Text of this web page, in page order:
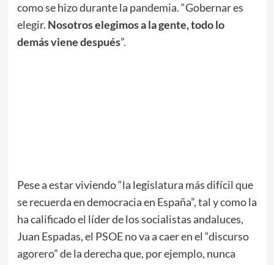
como se hizo durante la pandemia. “Gobernar es
elegir. Nosotros elegimos a la gente, todo lo
demás viene después”.
Pese a estar viviendo “la legislatura más difícil que
se recuerda en democracia en España”, tal y como la
ha calificado el líder de los socialistas andaluces,
Juan Espadas, el PSOE no va a caer en el “discurso
agorero” de la derecha que, por ejemplo, nunca